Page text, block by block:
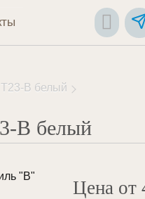
Т23-В белый
В белый
"В"
Цена от